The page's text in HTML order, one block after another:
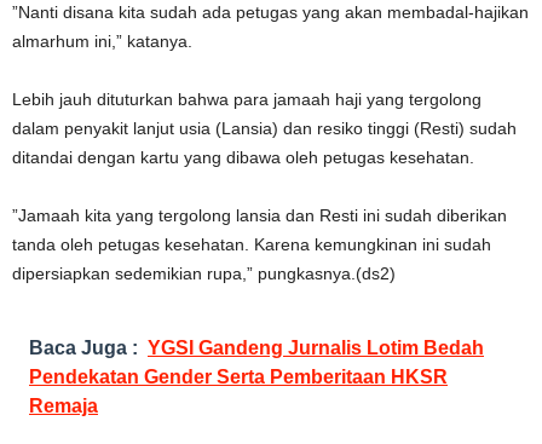
”Nanti disana kita sudah ada petugas yang akan membadal-hajikan
almarhum ini,” katanya.
Lebih jauh dituturkan bahwa para jamaah haji yang tergolong
dalam penyakit lanjut usia (Lansia) dan resiko tinggi (Resti) sudah
ditandai dengan kartu yang dibawa oleh petugas kesehatan.
”Jamaah kita yang tergolong lansia dan Resti ini sudah diberikan
tanda oleh petugas kesehatan. Karena kemungkinan ini sudah
dipersiapkan sedemikian rupa,” pungkasnya.(ds2)
Baca Juga : YGSI Gandeng Jurnalis Lotim Bedah
Pendekatan Gender Serta Pemberitaan HKSR
Remaja